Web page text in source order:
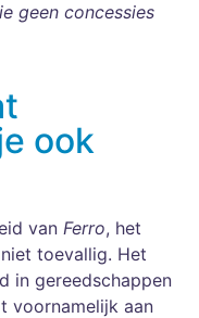
geen concessies
ook
van Ferro, het
toevallig. Het
in gereedschappen
voornamelijk aan